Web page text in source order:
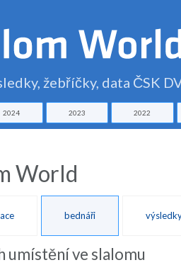
žebříčky, data ČSK
2024 2023 2022
World
bednáři
umístění ve slalomu